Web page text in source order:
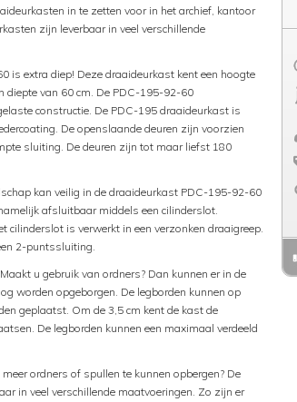
in te zetten voor in het archief, kantoor
zijn leverbaar in veel verschillende
is extra diep! Deze draaideurkast kent een hoogte
diepte van 60 cm. De PDC-195-92-60
constructie. De PDC-195 draaideurkast is
De openslaande deuren zijn voorzien
sluiting. De deuren zijn tot maar liefst 180
kan veilig in de draaideurkast PDC-195-92-60
afsluitbaar middels een cilinderslot.
cilinderslot is verwerkt in een verzonken draaigreep.
2-puntssluiting.
u gebruik van ordners? Dan kunnen er in de
worden opgeborgen. De legborden kunnen op
geplaatst. Om de 3,5 cm kent de kast de
De legborden kunnen een maximaal verdeeld
ordners of spullen te kunnen opbergen? De
in veel verschillende maatvoeringen. Zo zijn er